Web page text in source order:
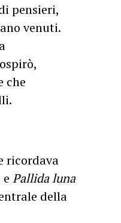
pensieri,
venuti.
che
ricordava
Pallida luna
della